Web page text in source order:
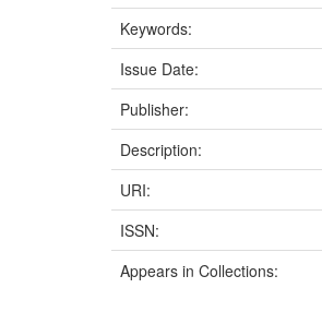
Keywords:
Issue Date:
Publisher:
Description:
URI:
ISSN:
Appears in Collections: